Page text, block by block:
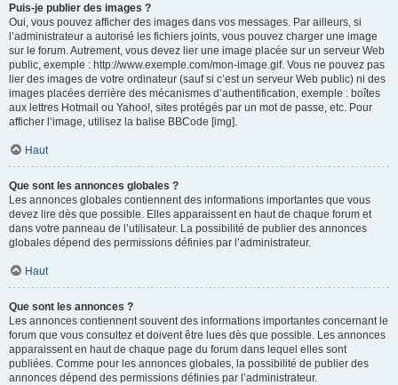
Puis-je publier des images ?
Oui, vous pouvez afficher des images dans vos messages. Par ailleurs, si
l’administrateur a autorisé les fichiers joints, vous pouvez charger une image
sur le forum. Autrement, vous devez lier une image placée sur un serveur Web
public, exemple : http://www.exemple.com/mon-image.gif. Vous ne pouvez pas
lier des images de votre ordinateur (sauf si c’est un serveur Web public) ni des
images placées derrière des mécanismes d’authentification, exemple : boîtes
aux lettres Hotmail ou Yahoo!, sites protégés par un mot de passe, etc. Pour
afficher l’image, utilisez la balise BBCode [img].
Haut
Que sont les annonces globales ?
Les annonces globales contiennent des informations importantes que vous
devez lire dès que possible. Elles apparaissent en haut de chaque forum et
dans votre panneau de l’utilisateur. La possibilité de publier des annonces
globales dépend des permissions définies par l’administrateur.
Haut
Que sont les annonces ?
Les annonces contiennent souvent des informations importantes concernant le
forum que vous consultez et doivent être lues dès que possible. Les annonces
apparaissent en haut de chaque page du forum dans lequel elles sont
publiées. Comme pour les annonces globales, la possibilité de publier des
annonces dépend des permissions définies par l’administrateur.